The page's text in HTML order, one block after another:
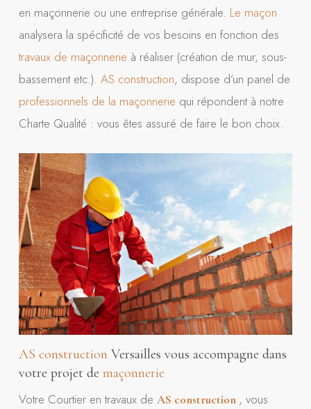
en maçonnerie ou une entreprise générale. Le maçon
analysera la spécificité de vos besoins en fonction des
travaux de maçonnerie à réaliser (création de mur, sous-
bassement etc.). AS construction, dispose d’un panel de
professionnels de la maçonnerie qui répondent à notre
Charte Qualité : vous êtes assuré de faire le bon choix.
AS construction Versailles vous accompagne dans
votre projet de maçonnerie
Votre Courtier en travaux de AS construction , vous